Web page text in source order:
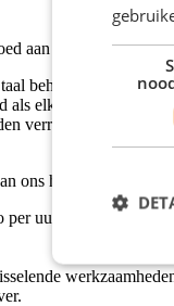
aan wanneer jij:
beheerst;
als elke zaterdag van
verricht.
ons het volgende:
uur;